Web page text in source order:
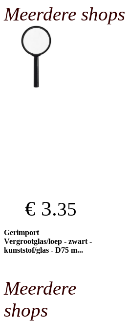
Meerdere shops
€ 3.35
Gerimport
Vergrootglas/loep - zwart -
kunststof/glas - D75 m...
Meerdere
shops